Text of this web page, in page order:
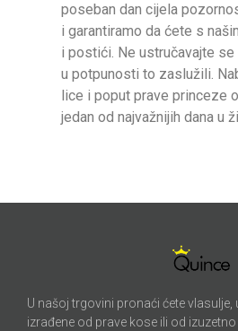
poseban dan cijela
i garantiramo da ćete s
i postići. Ne ustručavajte
u potpunosti to zaslužili.
lice i poput prave princeze
jedan od najvažnijih dana u
U našoj trgovini pronaći ćete vlasulje,
izrađene od prave kose ili od